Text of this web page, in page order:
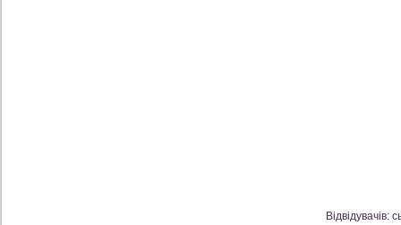
Відвідувачів: